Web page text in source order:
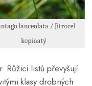
lanceolata / Jitrocel
kopinatý
Růžici listů převyšují
klasy drobných